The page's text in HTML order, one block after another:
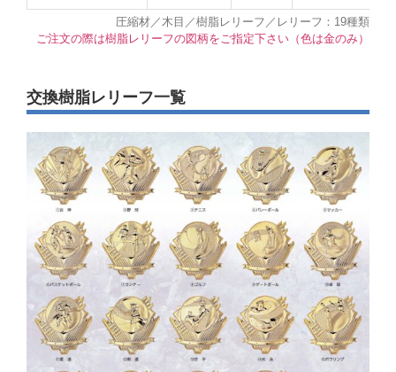
圧縮材／木目／樹脂レリーフ／レリーフ：19種類
ご注文の際は樹脂レリーフの図柄をご指定下さい（色は金のみ）
交換樹脂レリーフ一覧